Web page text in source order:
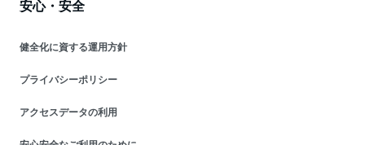
安心・安全
健全化に資する運用方針
プライバシーポリシー
アクセスデータの利用